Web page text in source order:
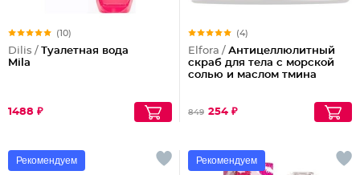
(10)
Dilis / Туалетная вода
Mila
1488 ₽
(4)
Elfora / Антицеллюлитный
скраб для тела с морской
солью и маслом тмина
849 254 ₽
Рекомендуем Рекомендуем